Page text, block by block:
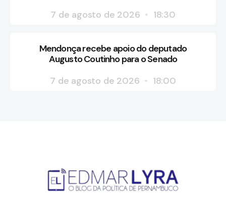
7 de agosto de 2026
18:30
Mendonça recebe apoio do deputado
Augusto Coutinho para o Senado
7 de agosto de 2026
18:00